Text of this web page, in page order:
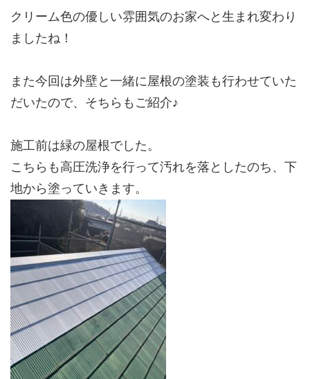
クリーム色の優しい雰囲気のお家へと生まれ変わり
ましたね！
また今回は外壁と一緒に屋根の塗装も行わせていた
だいたので、そちらもご紹介♪
施工前は緑の屋根でした。
こちらも高圧洗浄を行って汚れを落としたのち、下
地から塗っていきます。